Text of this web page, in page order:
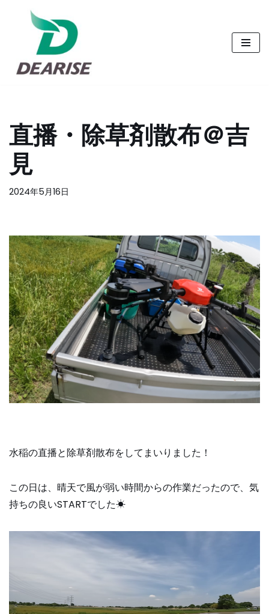
テ
ス
キ
ッ
プ
直播・除草剤散布＠吉
見
2024年5月16日
水稲の直播と除草剤散布をしてまいりました！
この日は、晴天で風が弱い時間からの作業だったので、気
持ちの良いSTARTでした☀